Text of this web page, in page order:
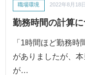
勤務時間の計算
職場環境 2022年8月18
「1時間ほど勤務時
がありましたが、
が…